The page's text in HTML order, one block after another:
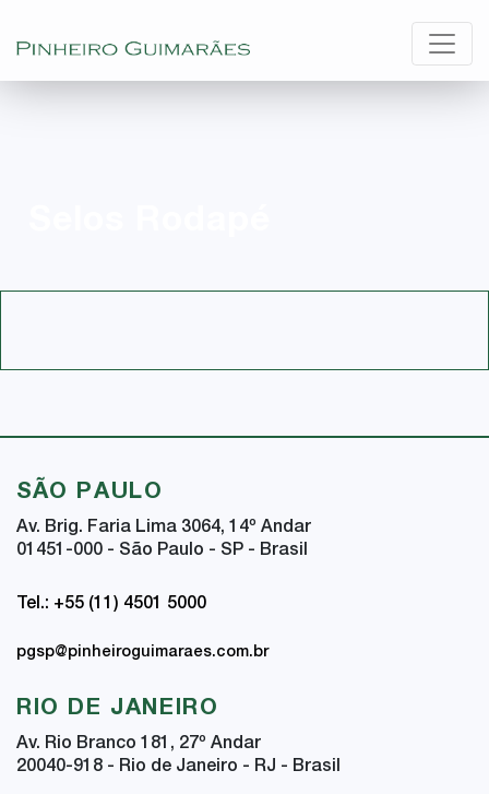
SÃO PAULO
Av. Brig. Faria Lima 3064, 14º Andar
01451-000 - São Paulo - SP - Brasil
Tel.: +55 (11) 4501 5000
pgsp@pinheiroguimaraes.com.br
RIO DE JANEIRO
Av. Rio Branco 181, 27º Andar
20040-918 - Rio de Janeiro - RJ - Brasil